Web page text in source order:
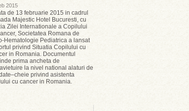
2015
de 13 februarie 2015 in cadrul
Majestic Hotel Bucuresti, cu
Zilei Internationale a Copilului
Societatea Romana de
Hematologie Pediatrica a lansat
privind Situatia Copilului cu
in Romania. Documentul
prima ancheta de
la nivel national alaturi de
privind asistenta
cu cancer in Romania.